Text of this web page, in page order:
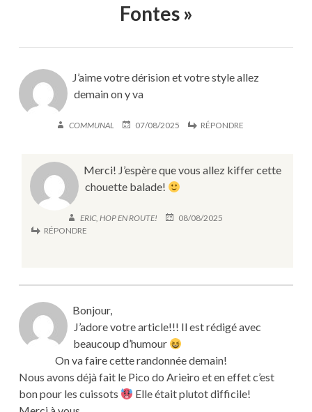
Fontes»
J’aime votre dérision et votre style allez
demain on y va
COMMUNAL 07/08/2025 RÉPONDRE
Merci! J’espère que vous allez kiffer cette
chouette balade!
ERIC, HOP EN ROUTE!
08/08/2025
RÉPONDRE
Bonjour,
J’adore votre article!!! Il est rédigé avec
beaucoup d’humour
On va faire cette randonnée demain!
Nous avons déjà fait le Pico do Arieiro et en effet c’est
bon pour les cuissots
Elle était plutot difficile!